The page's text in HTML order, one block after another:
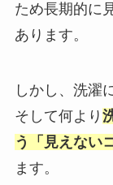
ため長期的に
あります。
しかし、洗濯
そして何より
う「見えない
ます。